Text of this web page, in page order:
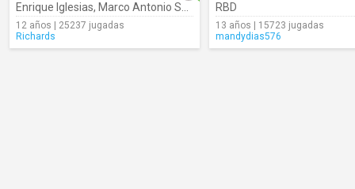
Enrique Iglesias, Marco Antonio Solís
12 años | 25237 jugadas
Richards
RBD
13 años | 15723 jugadas
mandydias576